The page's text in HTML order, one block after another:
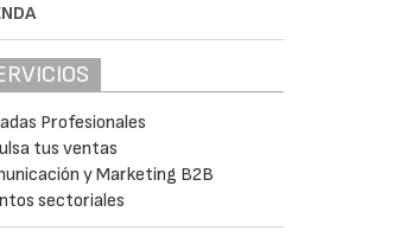
Profesionales
tus ventas
y Marketing B2B
sectoriales